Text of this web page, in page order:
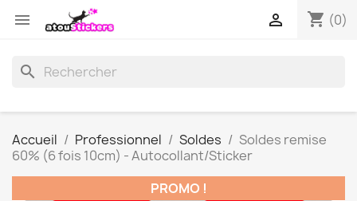
 shopping_cart (0)

search
Accueil Professionnel Soldes
Soldes remise
60% (6 fois 10cm) - Autocollant/Sticker
PROMO !